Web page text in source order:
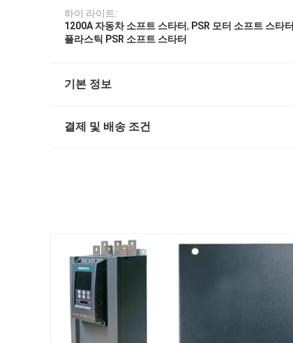
하이 라이트:
1200A 자동차 소프트 스타터, PSR 모터 소프트 스타터
플라스틱 PSR 소프트 스타터
기본 정보
결제 및 배송 조건